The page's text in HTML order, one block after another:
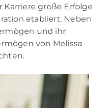
Karriere große Erfolge
etabliert. Neben
und ihr
von Melissa